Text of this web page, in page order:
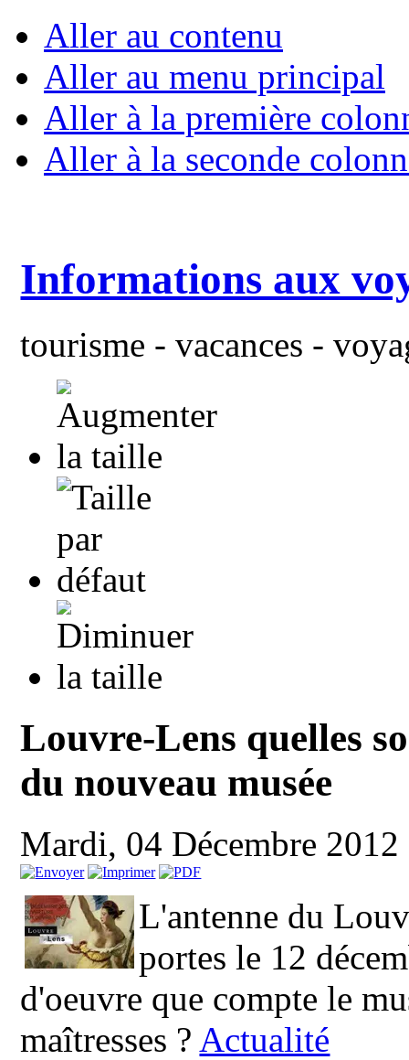
Aller au contenu
Aller au menu principal
Aller à la première
Aller à la seconde
Informations aux
tourisme - vacances -
Louvre-Lens quelles
du nouveau musée
Mardi, 04 Décembre
L'antenne du
portes le 12
d'oeuvre que compte le
maîtresses ? Actualité